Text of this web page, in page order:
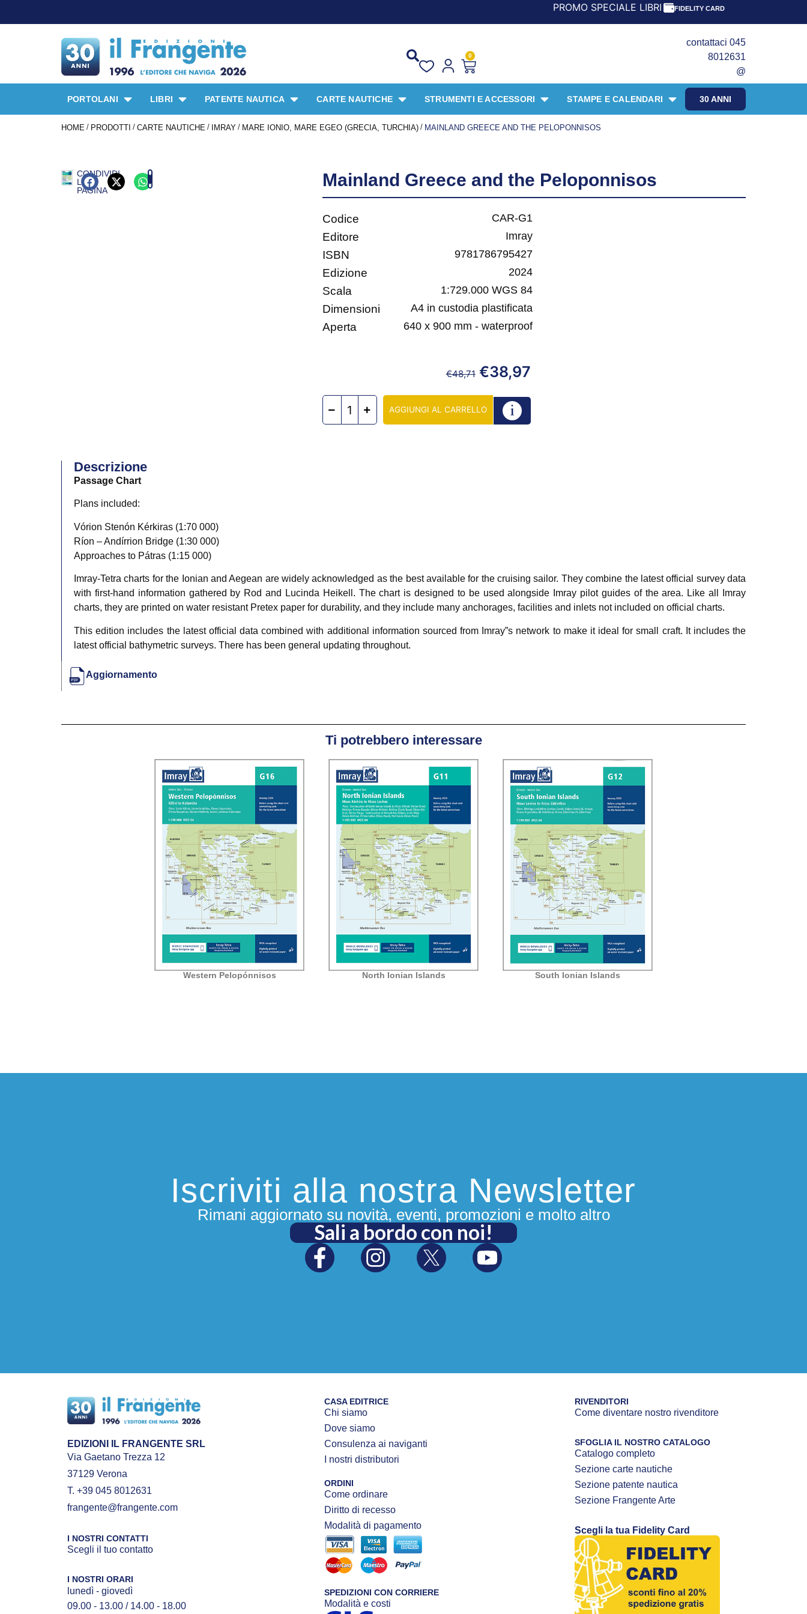
PROMO SPECIALE LIBRI PER I 30 ANNI DEL FRANGENTE! ***
FIDELITY CARD
0
contattaci 045
8012631
@
30 ANNI
PORTOLANI LIBRI PATENTE NAUTICA CARTE NAUTICHE STRUMENTI E ACCESSORI STAMPE E CALENDARI
HOME / PRODOTTI / CARTE NAUTICHE / IMRAY / MARE IONIO, MARE EGEO (GRECIA, TURCHIA) / MAINLAND GREECE AND THE PELOPONNISOS
CONDIVIDI
LA
PAGINA
Mainland Greece and the Peloponnisos
Codice CAR-G1
Editore Imray
ISBN 9781786795427
Edizione 2024
Scala 1:729.000 WGS 84
Dimensioni A4 in custodia plastificata
Aperta 640 x 900 mm - waterproof
€48,71 €38,97
AGGIUNGI AL CARRELLO
Descrizione
Passage Chart
Plans included:
Vórion Stenón Kérkiras (1:70 000)
Ríon – Andírrion Bridge (1:30 000)
Approaches to Pátras (1:15 000)
Imray-Tetra charts for the Ionian and Aegean are widely acknowledged as the best available for the cruising sailor. They combine the latest official survey data
with first-hand information gathered by Rod and Lucinda Heikell. The chart is designed to be used alongside Imray pilot guides of the area. Like all Imray
charts, they are printed on water resistant Pretex paper for durability, and they include many anchorages, facilities and inlets not included on official charts.
This edition includes the latest official data combined with additional information sourced from Imray”s network to make it ideal for small craft. It includes the
latest official bathymetric surveys. There has been general updating throughout.
Aggiornamento
Ti potrebbero interessare
Western Pelopónnisos North Ionian Islands South Ionian Islands
Iscriviti alla nostra Newsletter
Rimani aggiornato su novità, eventi, promozioni e molto altro
Sali a bordo con noi!
EDIZIONI IL FRANGENTE SRL
Via Gaetano Trezza 12
37129 Verona
T. +39 045 8012631
frangente@frangente.com
I NOSTRI CONTATTI
Scegli il tuo contatto
I NOSTRI ORARI
lunedì - giovedì
09.00 - 13.00 / 14.00 - 18.00
CASA EDITRICE
Chi siamo
Dove siamo
Consulenza ai naviganti
I nostri distributori
ORDINI
Come ordinare
Diritto di recesso
Modalità di pagamento
SPEDIZIONI CON CORRIERE
Modalità e costi
RIVENDITORI
Come diventare nostro rivenditore
SFOGLIA IL NOSTRO CATALOGO
Catalogo completo
Sezione carte nautiche
Sezione patente nautica
Sezione Frangente Arte
Scegli la tua Fidelity Card